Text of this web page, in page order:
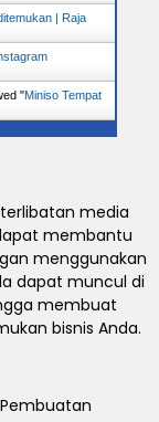
| Raja
"Miniso Tempat
media
membantu
menggunakan
dapat muncul di
membuat
bisnis Anda.